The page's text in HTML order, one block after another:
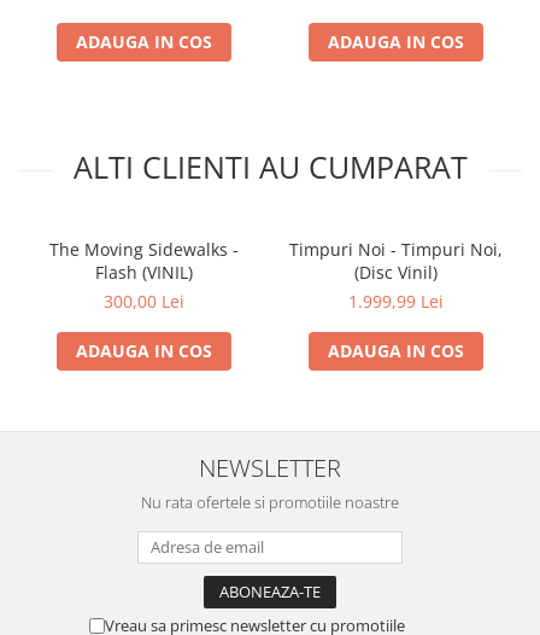
ADAUGA IN COS ADAUGA IN COS
ALTI CLIENTI AU CUMPARAT
The Moving Sidewalks -
Flash (VINIL)
300,00 Lei
ADAUGA IN COS
Timpuri Noi - Timpuri Noi,
(Disc Vinil)
1.999,99 Lei
ADAUGA IN COS
NEWSLETTER
Nu rata ofertele si promotiile noastre
Vreau sa primesc newsletter cu promotiile